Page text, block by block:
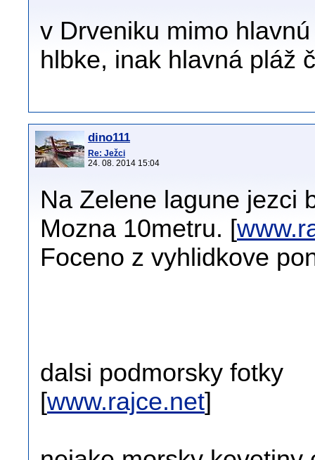
v Drveniku mimo
hlbke, inak hlavná pláž
dino111
Re: Ježci
24. 08. 2014 15:04
Na Zelene lagune jezci
Mozna 10metru. [
Foceno z vyhlidkove
dalsi podmorsky fotky
[www.rajce.net]